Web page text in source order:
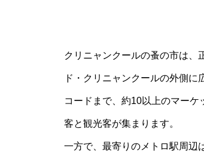
クリニャンクールの蚤の市は、
ド・クリニャンクールの外側
コードまで、約10以上のマー
客と観光客が集まります。
一方で、最寄りのメトロ駅周辺